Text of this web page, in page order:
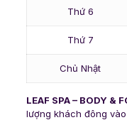
Thứ 6
Thứ 7
Chủ Nhật
LEAF SPA – BODY &
lượng khách đông